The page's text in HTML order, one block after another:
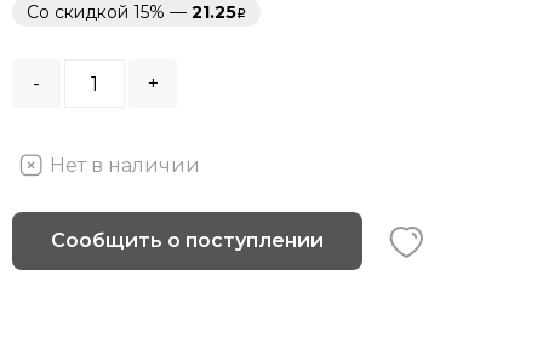
Со скидкой 15% — 21.25
- +
Нет в наличии
Сообщить о поступлении